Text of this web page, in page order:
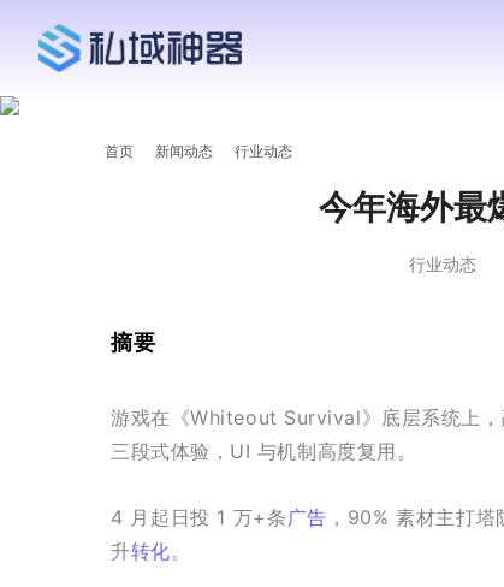
首页 新闻动态 行业动态
今年海外最
行业动态
摘要
游戏在《Whiteout Survival》底层系统上
三段式体验，UI 与机制高度复用。
4 月起日投 1 万+条 广告 ，90% 素材主打
升转化。